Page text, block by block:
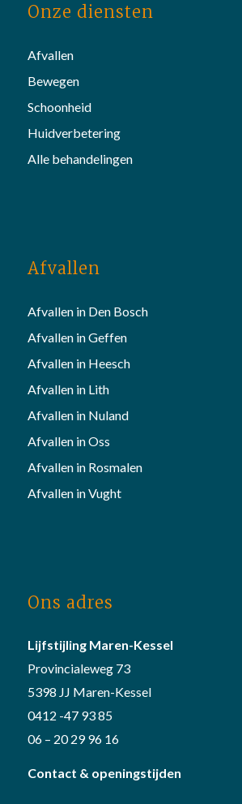
Onze diensten
Afvallen
Bewegen
Schoonheid
Huidverbetering
Alle behandelingen
Afvallen
Afvallen in Den Bosch
Afvallen in Geffen
Afvallen in Heesch
Afvallen in Lith
Afvallen in Nuland
Afvallen in Oss
Afvallen in Rosmalen
Afvallen in Vught
Ons adres
Lijfstijling Maren-Kessel
Provincialeweg 73
5398 JJ Maren-Kessel
0412 -47 93 85
06 – 20 29 96 16
Contact & openingstijden